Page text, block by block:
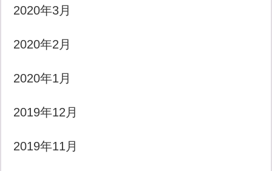
2020年3月
2020年2月
2020年1月
2019年12月
2019年11月